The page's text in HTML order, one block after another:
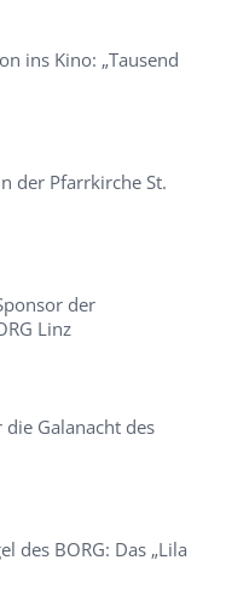
ins Kino: „Tausend
der Pfarrkirche St.
der
Linz
Galanacht des
des BORG: Das „Lila